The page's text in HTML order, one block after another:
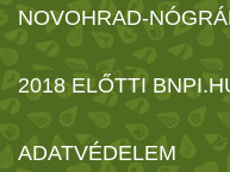
NOVOHRAD-
2018 ELŐTTI
ADATVÉDELEM